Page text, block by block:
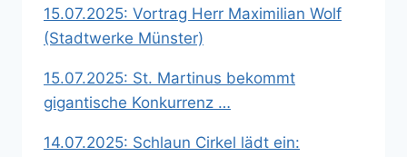
15.07.2025: Vortrag Herr Maximilian Wolf
(Stadtwerke Münster)
15.07.2025: St. Martinus bekommt
gigantische Konkurrenz …
14.07.2025: Schlaun Cirkel lädt ein: